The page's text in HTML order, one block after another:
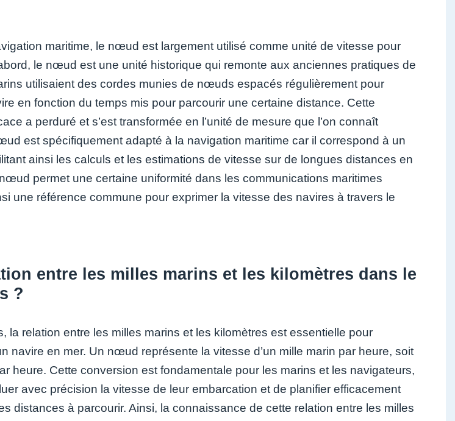
maritime, le nœud est largement utilisé comme unité de vitesse pour
le nœud est une unité historique qui remonte aux anciennes pratiques de
utilisaient des cordes munies de nœuds espacés régulièrement pour
en fonction du temps mis pour parcourir une certaine distance. Cette
a perduré et s’est transformée en l’unité de mesure que l’on connaît
est spécifiquement adapté à la navigation maritime car il correspond à un
ainsi les calculs et les estimations de vitesse sur de longues distances en
permet une certaine uniformité dans les communications maritimes
une référence commune pour exprimer la vitesse des navires à travers le
entre les milles marins et les kilomètres dans le
?
la relation entre les milles marins et les kilomètres est essentielle pour
navire en mer. Un nœud représente la vitesse d’un mille marin par heure, soit
heure. Cette conversion est fondamentale pour les marins et les navigateurs,
avec précision la vitesse de leur embarcation et de planifier efficacement
distances à parcourir. Ainsi, la connaissance de cette relation entre les milles